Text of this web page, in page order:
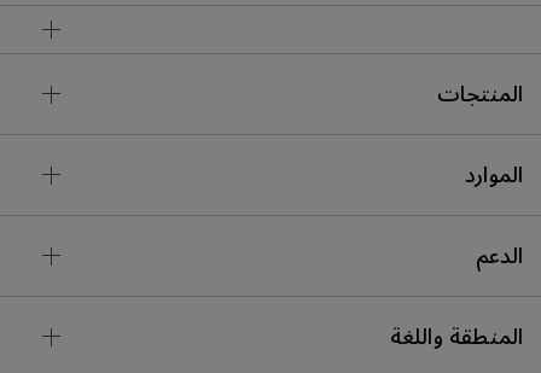
المنتجات
الموارد
الدعم
المنطقة واللغة